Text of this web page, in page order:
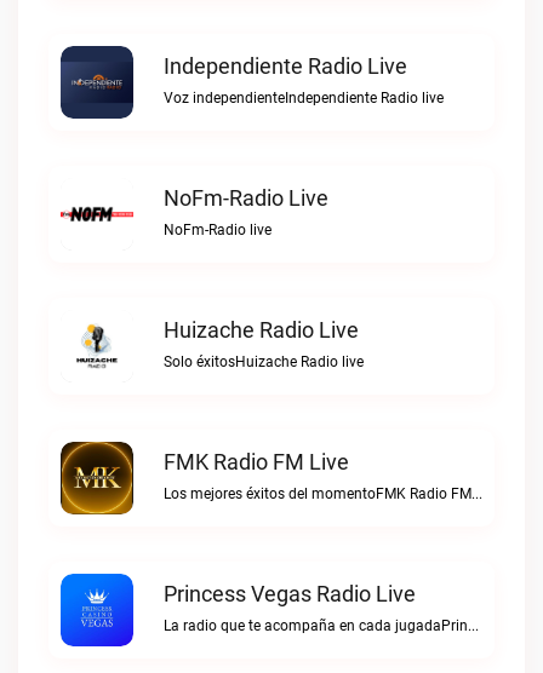
Independiente Radio Live
Voz independienteIndependiente Radio live
NoFm-Radio Live
NoFm-Radio live
Huizache Radio Live
Solo éxitosHuizache Radio live
FMK Radio FM Live
Los mejores éxitos del momentoFMK Radio FM live
Princess Vegas Radio Live
La radio que te acompaña en cada jugadaPrincess Vegas Radio live